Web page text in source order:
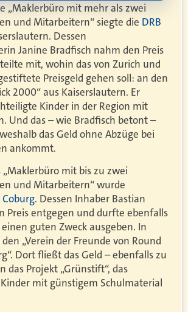
„Maklerbüro mit mehr als zwei
und Mitarbeitern“ siegte die DRB
Dessen
Janine Bradfisch nahm den Preis
mit, wohin das von Zurich und
Preisgeld gehen soll: an den
2000“ aus Kaiserslautern. Er
Kinder in der Region mit
Und das – wie Bradfisch betont –
das Geld ohne Abzüge bei
ankommt.
mit bis zu zwei
und Mitarbeitern“ wurde
. Dessen Inhaber Bastian
Preis entgegen und durfte ebenfalls
guten Zweck ausgeben. In
„Verein der Freunde von Round
Dort fließt das Geld – ebenfalls zu
das Projekt „Grünstift“, das
mit günstigem Schulmaterial